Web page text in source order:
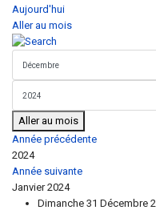
Aujourd'hui
Aller au mois
Aller au mois
Année précédente
2024
Année suivante
Janvier 2024
Dimanche 31 Décembre